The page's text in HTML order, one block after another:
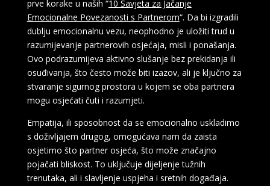
prve korake u naših “10 Savjeta za Jačanje
Emocionalne Povezanosti s Partnerom“. Da bi izgradili
dublju emocionalnu vezu, neophodno je uložiti trud u
razumijevanje partnerovih osjećaja, misli i ponašanja.
Ovo podrazumijeva aktivno slušanje bez prekidanja ili
osuđivanja, što često može biti izazov, ali je ključno za
stvaranje sigurnog prostora u kojem se oba partnera
mogu osjećati čuti i razumjeti.
Empatija, ili sposobnost da se emocionalno uskladimo
s doživljajem drugog, omogućava nam da zaista
osjetimo što partner osjeća, što može značajno
pojačati bliskost. To uključuje dijeljenje tužnih
trenutaka, ali i slavljenje uspjeha i sretnih događaja.